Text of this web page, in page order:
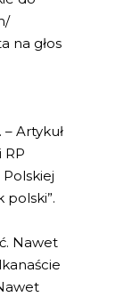
na głos
Artykuł
RP
polski”.
Nawet